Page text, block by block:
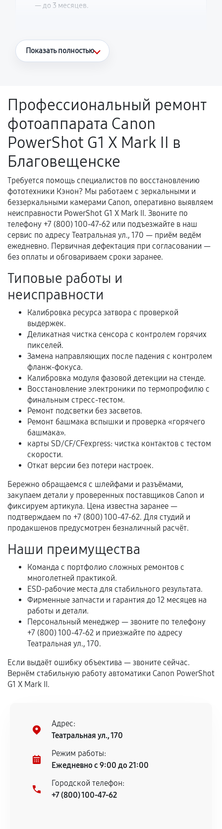
— до 3 месяцев.
Что считается гарантийным случаем
Поломка установленной детали при
нормальной эксплуатации в течение
гарантийного срока.
Несоответствие комплектующей заявленным
техническим характеристикам.
Документы для подтверждения
гарантии
Гарантийный талон.
Акт выполненных работ с датой, перечнем
услуг и сроком гарантии.
Документы на установленные комплектующие
и кассовый чек.
Расширенная гарантия
В некоторых случаях возможно оформление
расширенной гарантии. Стоимость, сроки и
условия продления согласовываются отдельно и
фиксируются в документах.
Когда гарантия не действует
Нарушение правил эксплуатации,
механические повреждения, попадание влаги,
Самостоятельный ремонт или вмешательство
третьих лиц.
Естественный износ деталей, если иное не
предусмотрено отдельно.
Обращение после окончания гарантийного
срока.
Программные сбои, если это не указано в
отдельных условиях.
Если комплектующие куплены
самостоятельно
Гарантия на выполненные работы может
сохраняться полностью или частично, если
соблюдены следующие условия:
дефектов.
Установка была выполнена нашим сервисным
центром.
При этом гарантия на сами комплектующие
продавца. За качество сторонних деталей
сервисный центр ответственности не несет.
Показать полностью
Профессиональный ремонт
фотоаппарата Canon
PowerShot G1 X Mark II в
Благовещенске
Требуется помощь специалистов по восстановлению
фототехники Кэнон? Мы работаем с зеркальными и
беззеркальными камерами Canon, оперативно выявляем
неисправности PowerShot G1 X Mark II. Звоните по
телефону +7 (800) 100-47-62 или подъезжайте в наш
сервис по адресу Театральная ул., 170 — приём ведём
ежедневно. Первичная дефектация при согласовании —
без оплаты и обговариваем сроки заранее.
Типовые работы и
неисправности
Калибровка ресурса затвора с проверкой
выдержек.
Деликатная чистка сенсора с контролем горячих
пикселей.
Замена направляющих после падения с контролем
фланж-фокуса.
Калибровка модуля фазовой детекции на стенде.
Восстановление электроники по термопрофилю с
финальным стресс-тестом.
Ремонт подсветки без засветов.
Ремонт башмака вспышки и проверка «горячего
башмака».
карты SD/CF/CFexpress: чистка контактов с тестом
скорости.
Откат версии без потери настроек.
Бережно обращаемся с шлейфами и разъёмами,
закупаем детали у проверенных поставщиков Canon и
фиксируем артикула. Цена известна заранее —
подтверждаем по +7 (800) 100-47-62. Для студий и
продакшенов предусмотрен безналичный расчёт.
Наши преимущества
Команда с портфолио сложных ремонтов с
многолетней практикой.
ESD-рабочие места для стабильного результата.
Фирменные запчасти и гарантия до 12 месяцев на
работы и детали.
Персональный менеджер — звоните по телефону
+7 (800) 100-47-62 и приезжайте по адресу
Театральная ул., 170.
Если выдаёт ошибку объектива — звоните сейчас.
Вернём стабильную работу автоматики Canon PowerShot
G1 X Mark II.
Адрес:
Театральная ул., 170
Режим работы:
Ежедневно с 9:00 до 21:00
Городской телефон:
+7 (800) 100-47-62